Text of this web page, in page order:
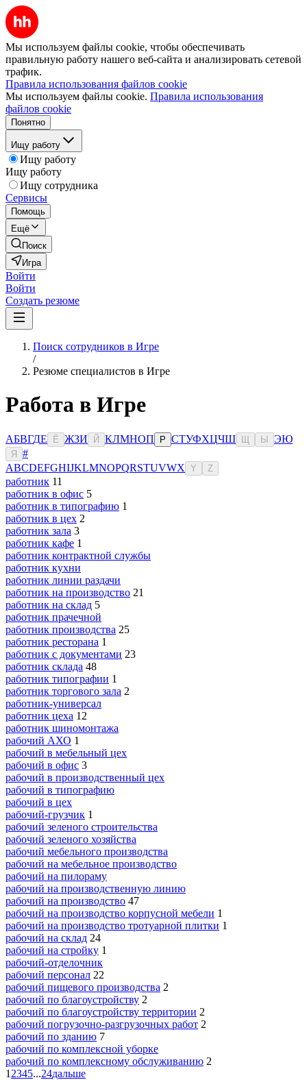
Мы используем файлы cookie, чтобы обеспечивать
правильную работу нашего веб-сайта и анализировать сетевой
трафик.
Правила использования файлов cookie
Мы используем файлы cookie. Правила использования
файлов cookie
Понятно
Ищу работу
Ищу работу
Ищу работу
Ищу сотрудника
Сервисы
Помощь
Ещё
Поиск
Игра
Войти
Войти
Создать резюме
Поиск сотрудников в Игре
/
Резюме специалистов в Игре
Работа в Игре
АБВГДЕ Ё ЖЗИ Й КЛМНОП Р СТУФХЦЧШ Ы ЭЮ
Я
#
ABCDEFGHIJKLMNOPQRSTUVWX Y Z
работник 11
работник в офис 5
работник в типографию 1
работник в цех 2
работник зала 3
работник кафе 1
работник контрактной службы
работник кухни
работник линии раздачи
работник на производство 21
работник на склад 5
работник прачечной
работник производства 25
работник ресторана 1
работник с документами 23
работник склада 48
работник типографии 1
работник торгового зала 2
работник-универсал
работник цеха 12
работник шиномонтажа
рабочий АХО 1
рабочий в мебельный цех
рабочий в офис 3
рабочий в производственный цех
рабочий в типографию
рабочий в цех
рабочий-грузчик 1
рабочий зеленого строительства
рабочий зеленого хозяйства
рабочий мебельного производства
рабочий на мебельное производство
рабочий на пилораму
рабочий на производственную линию
рабочий на производство 47
рабочий на производство корпусной мебели 1
рабочий на производство тротуарной плитки 1
рабочий на склад 24
рабочий на стройку 1
рабочий-отделочник
рабочий персонал 22
рабочий пищевого производства 2
рабочий по благоустройству 2
рабочий по благоустройству территории 2
рабочий погрузочно-разгрузочных работ 2
рабочий по зданию 7
рабочий по комплексной уборке
рабочий по комплексному обслуживанию 2
1 2345...24дальше